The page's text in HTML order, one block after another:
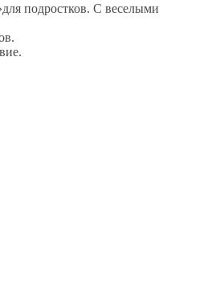
подростков. С веселыми